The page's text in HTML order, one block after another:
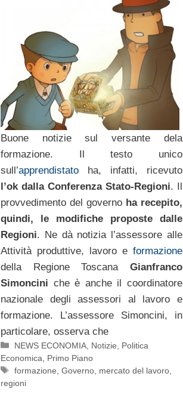
Buone notizie sul versante dela
formazione. Il testo unico
sull’apprendistatoha, infatti, ricevuto
l’ok dalla Conferenza Stato-Regioni. Il
provvedimento del governoha recepito,
quindi, le modifiche proposte dalle
Regioni. Ne dà notizia l’assessore alle
Attività produttive, lavoro e formazione
della Regione Toscana Gianfranco
Simoncini che è anche il coordinatore
nazionale degli assessori al lavoro e
formazione. L’assessore Simoncini, in
particolare, osserva che
Categorie
NEWS ECONOMIA Notizie
Politica
Economica
Primo Piano
Tag
formazione ,Governo mercato del lavoro
regioni